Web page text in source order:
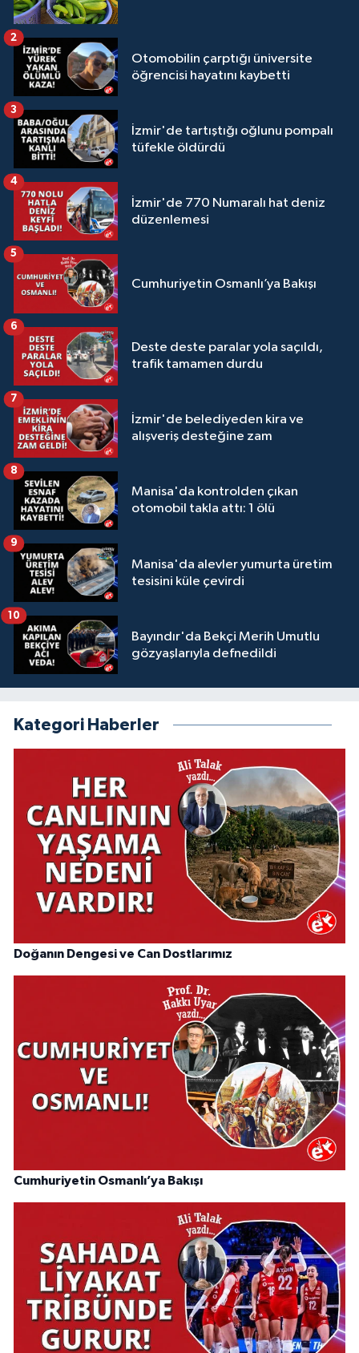
Otomobilin çarptığı üniversite
öğrencisi hayatını kaybetti
2
İzmir'de tartıştığı oğlunu pompalı
tüfekle öldürdü
3
İzmir'de 770 Numaralı hat deniz
düzenlemesi
4
Cumhuriyetin Osmanlı’ya Bakışı
5
Deste deste paralar yola saçıldı,
trafik tamamen durdu
6
İzmir'de belediyeden kira ve
alışveriş desteğine zam
7
Manisa'da kontrolden çıkan
otomobil takla attı: 1 ölü
8
Manisa'da alevler yumurta üretim
tesisini küle çevirdi
9
Bayındır'da Bekçi Merih Umutlu
gözyaşlarıyla defnedildi
10
Kategori Haberler
Doğanın Dengesi ve Can Dostlarımız
Cumhuriyetin Osmanlı’ya Bakışı